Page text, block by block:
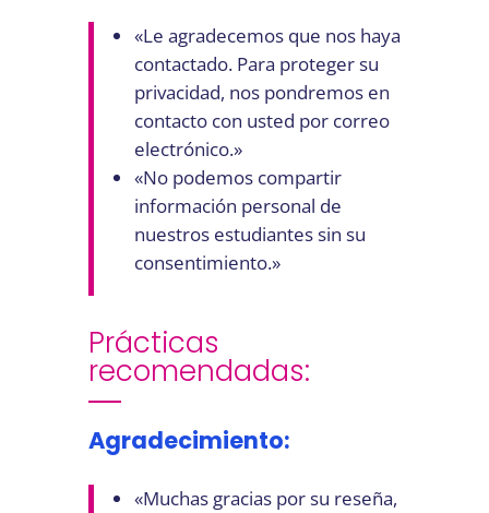
«Le agradecemos que nos haya
contactado. Para proteger su
privacidad, nos pondremos en
contacto con usted por correo
electrónico.»
«No podemos compartir
información personal de
nuestros estudiantes sin su
consentimiento.»
Prácticas
recomendadas:
Agradecimiento:
«Muchas gracias por su reseña,